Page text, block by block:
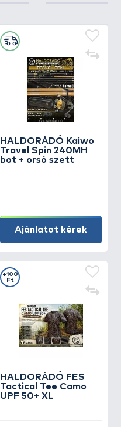
HALDORÁDÓ Kaiwo
Travel Spin 240MH
bot + orsó szett
Ajánlatot kérek
HALDORÁDÓ FES
Tactical Tee Camo
UPF 50+ XL
+100
Ft